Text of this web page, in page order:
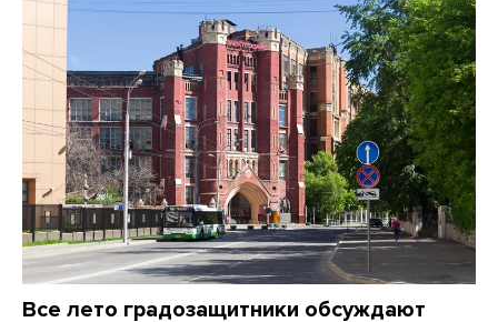
Все лето градозащитники обсуждают